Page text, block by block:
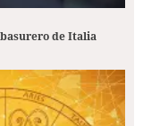
de Italia